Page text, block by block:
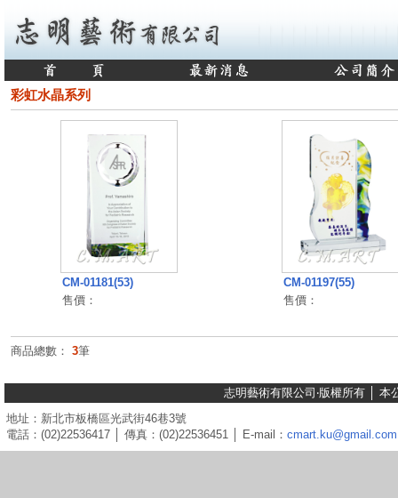
彩虹水晶系列
CM-01181(53)
售價：
CM-01197(55)
售價：
商品總數： 3筆
志明藝術有限公司‧版權所有 │
地址：新北市板橋區光武街46巷3號
電話：(02)22536417 │ 傳真：(02)22536451 │ E-mail： cmart.ku@gmail.com